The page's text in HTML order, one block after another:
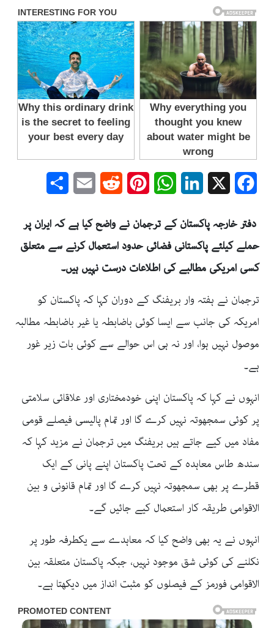
Facebook
LinkedIn
WhatsApp
Pinterest
Reddit
Email
دفتر خارجہ پاکستان کے ترجمان نے واضح کیا ہے کہ ایران پر
حملے کیلئے پاکستانی فضائی حدود استعمال کرنے سے متعلق
کسی امریکی مطالبے کی اطلاعات درست نہیں ہیں۔
ترجمان نے ہفتہ وار بریفنگ کے دوران کہا کہ پاکستان کو
امریکہ کی جانب سے ایسا کوئی باضابطہ یا غیر باضابطہ مطالبہ
موصول نہیں ہوا، اور نہ ہی اس حوالے سے کوئی بات زیر غور
ہے۔
انہوں نے کہا کہ پاکستان اپنی خودمختاری اور علاقائی سلامتی
پر کوئی سمجھوتہ نہیں کرے گا اور تمام پالیسی فیصلے قومی
مفاد میں کیے جاتے ہیں بریفنگ میں ترجمان نے مزید کہا کہ
سندھ طاس معاہدہ کے تحت پاکستان اپنے پانی کے ایک
قطرے پر بھی سمجھوتہ نہیں کرے گا اور تمام قانونی و بین
الاقوامی طریقہ کار استعمال کیے جائیں گے۔
انہوں نے یہ بھی واضح کیا کہ معاہدے سے یکطرفہ طور پر
نکلنے کی کوئی شق موجود نہیں، جبکہ پاکستان متعلقہ بین
الاقوامی فورمز کے فیصلوں کو مثبت انداز میں دیکھتا ہے۔